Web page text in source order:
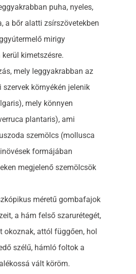
puha, nyeles,
a bőr alatti zsírszövetekben
mirigy
kimetszésre.
mely leggyakrabban az
környékén jelenik
mely könnyen
plantaris), ami
szemölcs (mollusca
formájában
megjelenő szemölcsök
méretű gombafajok
a hám felső szarurétegét,
okoznak, attól függően, hol
szélű, hámló foltok a
vált köröm.